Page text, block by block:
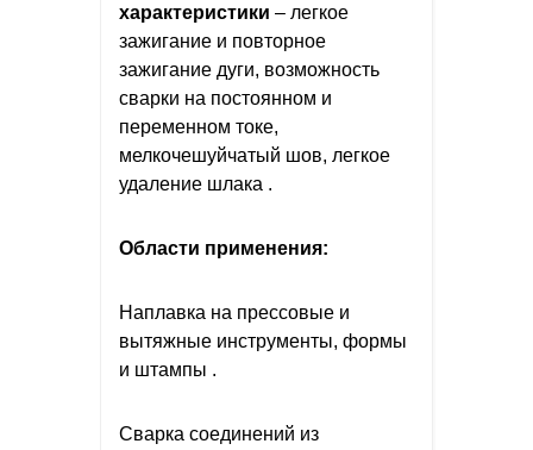
характеристики – легкое
зажигание и повторное
зажигание дуги, возможность
сварки на постоянном и
переменном токе,
мелкочешуйчатый шов, легкое
удаление шлака .
Области применения:
Наплавка на прессовые и
вытяжные инструменты, формы
и штампы .
Сварка соединений из